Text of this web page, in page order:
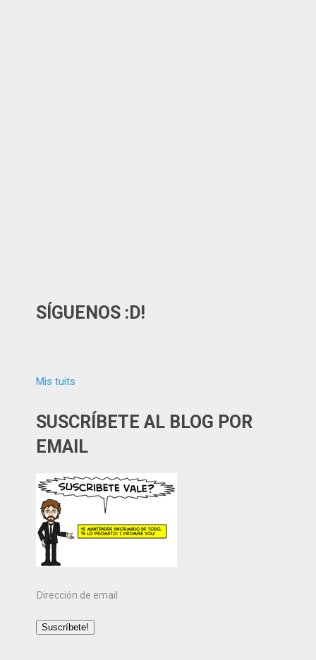
SÍGUENOS :D!
Mis tuits
SUSCRÍBETE AL BLOG POR
EMAIL
Dirección
email
Suscríbete!